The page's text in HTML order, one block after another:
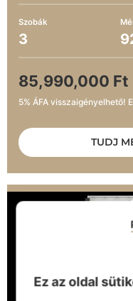
Szobák
3
85,990,000 Ft
5% ÁFA visszaigényelhető!
TUDJ
Ez az oldal